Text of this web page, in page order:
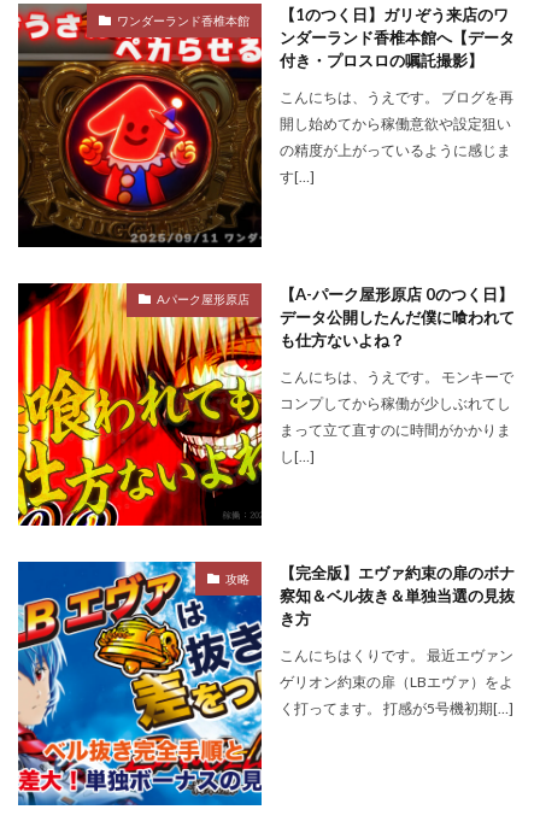
ワンダーランド香椎本館
【1のつく日】ガリぞう来店のワ
ンダーランド香椎本館へ【データ
付き・プロスロの嘱託撮影】
こんにちは、うえです。 ブログを再
開し始めてから稼働意欲や設定狙い
の精度が上がっているように感じま
す[…]
Aパーク屋形原店
【A-パーク屋形原店 0のつく日】
データ公開したんだ僕に喰われて
も仕方ないよね？
こんにちは、うえです。 モンキーで
コンプしてから稼働が少しぶれてし
まって立て直すのに時間がかかりま
し[…]
攻略
【完全版】エヴァ約束の扉のボナ
察知＆ベル抜き＆単独当選の見抜
き方
こんにちはくりです。 最近エヴァン
ゲリオン約束の扉（LBエヴァ）をよ
く打ってます。 打感が5号機初期[…]